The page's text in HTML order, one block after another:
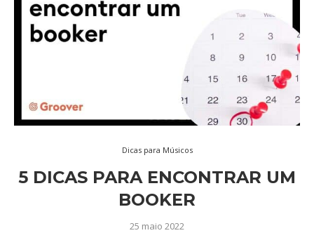
Dicas para Músicos
5 DICAS PARA ENCONTRAR UM
BOOKER
25 maio 2022